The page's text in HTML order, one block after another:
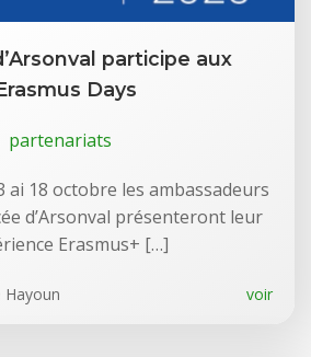
participe aux
Days
partenariats
ai 18 octobre les ambassadeurs
d’Arsonval présenteront leur
Erasmus+ […]
Hayoun voir